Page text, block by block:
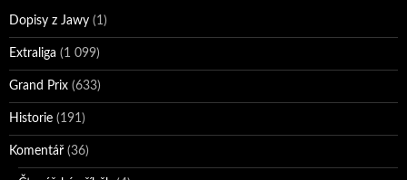
Dopisy z Jawy (1)
Extraliga (1 099)
Grand Prix (633)
Historie (191)
Komentář (36)